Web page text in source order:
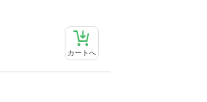
カートへ